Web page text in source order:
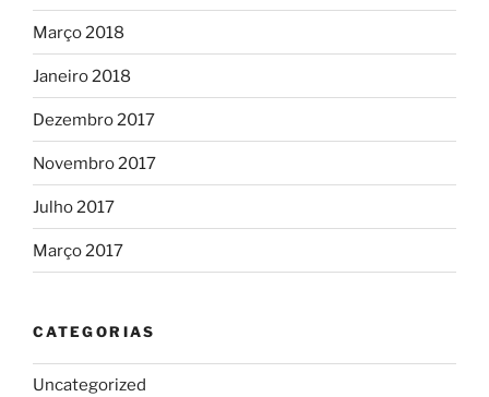
Março 2018
Janeiro 2018
Dezembro 2017
Novembro 2017
Julho 2017
Março 2017
CATEGORIAS
Uncategorized